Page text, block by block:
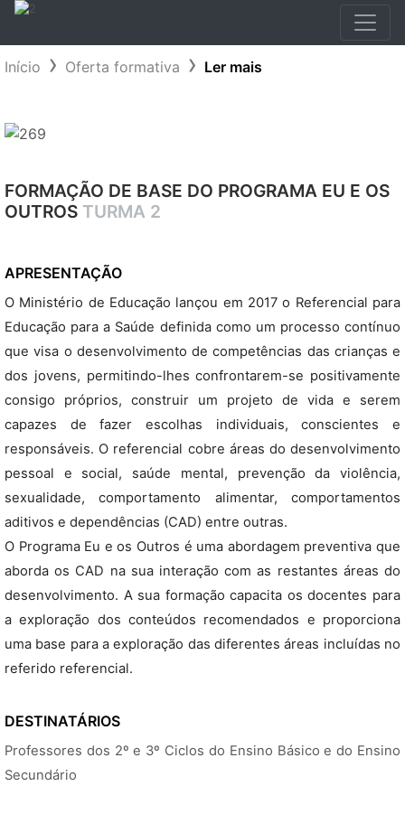
Início Oferta formativa Ler mais
FORMAÇÃO DE BASE DO PROGRAMA EU E OS
OUTROS TURMA 2
APRESENTAÇÃO
O Ministério de Educação lançou em 2017 o Referencial para
Educação para a Saúde definida como um processo contínuo
que visa o desenvolvimento de competências das crianças e
dos jovens, permitindo-lhes confrontarem-se positivamente
consigo próprios, construir um projeto de vida e serem
capazes de fazer escolhas individuais, conscientes e
responsáveis. O referencial cobre áreas do desenvolvimento
pessoal e social, saúde mental, prevenção da violência,
sexualidade, comportamento alimentar, comportamentos
aditivos e dependências (CAD) entre outras.
O Programa Eu e os Outros é uma abordagem preventiva que
aborda os CAD na sua interação com as restantes áreas do
desenvolvimento. A sua formação capacita os docentes para
a exploração dos conteúdos recomendados e proporciona
uma base para a exploração das diferentes áreas incluídas no
referido referencial.
DESTINATÁRIOS
Professores dos 2º e 3º Ciclos do Ensino Básico e do Ensino
Secundário